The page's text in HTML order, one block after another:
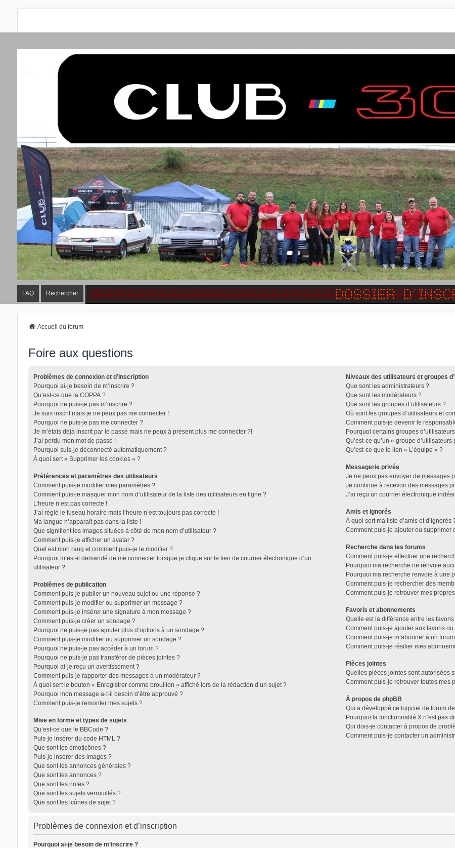
FAQ Rechercher
Accueil du forum
Foire aux questions
Problèmes de connexion et d’inscription
Pourquoi ai-je besoin de m’inscrire ?
Qu’est-ce que la COPPA ?
Pourquoi ne puis-je pas m’inscrire ?
Je suis inscrit mais je ne peux pas me connecter !
Pourquoi ne puis-je pas me connecter ?
Je m’étais déjà inscrit par le passé mais ne peux à présent plus me connecter ?!
J’ai perdu mon mot de passe !
Pourquoi suis-je déconnecté automatiquement ?
À quoi sert « Supprimer les cookies » ?
Préférences et paramètres des utilisateurs
Comment puis-je modifier mes paramètres ?
Comment puis-je masquer mon nom d’utilisateur de la liste des utilisateurs en ligne ?
L’heure n’est pas correcte !
J’ai réglé le fuseau horaire mais l’heure n’est toujours pas correcte !
Ma langue n’apparaît pas dans la liste !
Que signifient les images situées à côté de mon nom d’utilisateur ?
Comment puis-je afficher un avatar ?
Quel est mon rang et comment puis-je le modifier ?
Pourquoi m’est-il demandé de me connecter lorsque je clique sur le lien de courrier électronique d’un
utilisateur ?
Problèmes de publication
Comment puis-je publier un nouveau sujet ou une réponse ?
Comment puis-je modifier ou supprimer un message ?
Comment puis-je insérer une signature à mon message ?
Comment puis-je créer un sondage ?
Pourquoi ne puis-je pas ajouter plus d’options à un sondage ?
Comment puis-je modifier ou supprimer un sondage ?
Pourquoi ne puis-je pas accéder à un forum ?
Pourquoi ne puis-je pas transférer de pièces jointes ?
Pourquoi ai-je reçu un avertissement ?
Comment puis-je rapporter des messages à un modérateur ?
À quoi sert le bouton « Enregistrer comme brouillon » affiché lors de la rédaction d’un sujet ?
Pourquoi mon message a-t-il besoin d’être approuvé ?
Comment puis-je remonter mes sujets ?
Mise en forme et types de sujets
Qu’est-ce que le BBCode ?
Puis-je insérer du code HTML ?
Que sont les émoticônes ?
Puis-je insérer des images ?
Que sont les annonces générales ?
Que sont les annonces ?
Que sont les notes ?
Que sont les sujets verrouillés ?
Que sont les icônes de sujet ?
Niveaux des utilisateurs et groupes
Que sont les administrateurs ?
Que sont les modérateurs ?
Que sont les groupes d’utilisateurs ?
Où sont les groupes d’utilisateurs et
Comment puis-je devenir le
Pourquoi certains groupes
Qu’est-ce qu’un « groupe d’utilisateurs
Qu’est-ce que le lien « L’équipe » ?
Messagerie privée
Je ne peux pas envoyer de messages
Je continue à recevoir des messages
J’ai reçu un courrier électronique
Amis et ignorés
À quoi sert ma liste d’amis et d’ignorés
Comment puis-je ajouter ou supprimer
Recherche dans les forums
Comment puis-je effectuer une
Pourquoi ma recherche ne renvoie
Pourquoi ma recherche renvoie à une
Comment puis-je rechercher des
Comment puis-je retrouver mes
Favoris et abonnements
Quelle est la différence entre les
Comment puis-je ajouter aux favoris
Comment puis-je m’abonner à un
Comment puis-je résilier mes
Pièces jointes
Quelles pièces jointes sont autorisées
Comment puis-je retrouver toutes mes
À propos de phpBB
Qui a développé ce logiciel de forum
Pourquoi la fonctionnalité X n’est pas
Qui dois-je contacter à propos de
Comment puis-je contacter un
Problèmes de connexion et d’inscription
Pourquoi ai-je besoin de m’inscrire ?